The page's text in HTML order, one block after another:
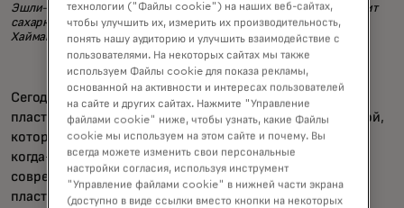
Эшли-Морган Баллард постукивает по клёну, пока семья готовит
сахарный куст к сезону засахаривания клена. (Фото: Вики
Хайман)
Сегодня ведра исчезли. На их месте появляется сеть
пластиковых линий, соединённых с вакуумной системой,
которая затягивает сок быстрее и эффективнее, чем
когда-либо могла бы гравитация. Внутри каждого
современного спайла находится крошечный клапан —
пластиковый шарик, который открывается, когда сок
технологии ("Файлы cookie") на наших веб-сайтах,
чтобы улучшить их, измерить их производительность,
понять нашу аудиторию и улучшить взаимодействие с
пользователями. На некоторых сайтах мы также
используем Файлы cookie для показа рекламы,
основанной на активности и интересах пользователей
на сайте и других сайтах. Нажмите "Управление
файлами cookie" ниже, чтобы узнать, какие Файлы
cookie мы используем на этом сайте и почему. Вы
всегда можете изменить свои персональные
настройки согласия, используя инструмент
"Управление файлами cookie" в нижней части экрана
(доступно в виде ссылки вместо кнопки на некоторых